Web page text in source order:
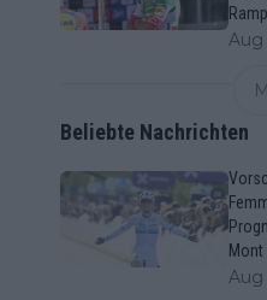
Aug
Beliebte Nachrichten
Aug